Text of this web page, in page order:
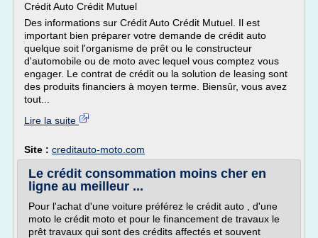
Crédit Auto Crédit Mutuel
Des informations sur Crédit Auto Crédit Mutuel. Il est
important bien préparer votre demande de crédit auto
quelque soit l'organisme de prêt ou le constructeur
d'automobile ou de moto avec lequel vous comptez vous
engager. Le contrat de crédit ou la solution de leasing sont
des produits financiers à moyen terme. Biensûr, vous avez
tout...
Lire la suite
Site : creditauto-moto.com
Le crédit consommation moins cher en
ligne au meilleur ...
Pour l'achat d'une voiture préférez le crédit auto , d'une
moto le crédit moto et pour le financement de travaux le
prêt travaux qui sont des crédits affectés et souvent